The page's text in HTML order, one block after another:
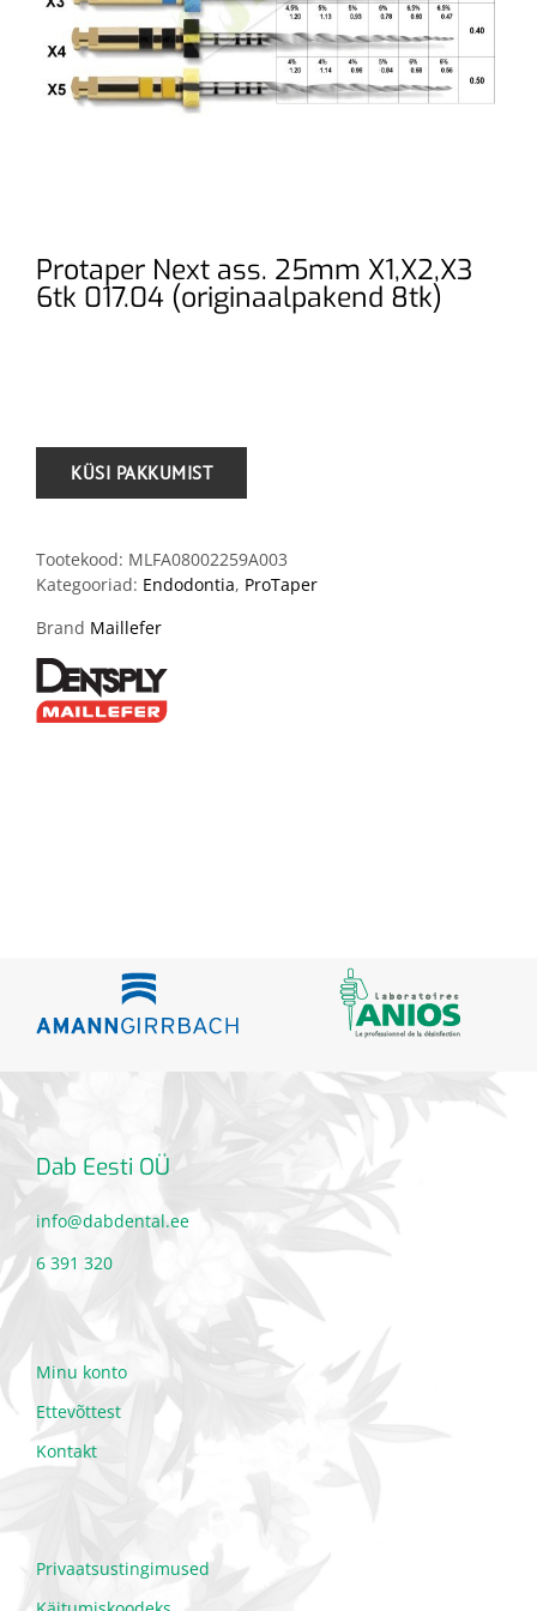
Protaper Next ass. 25mm X1,X2,X3
6tk 017.04 (originaalpakend 8tk)
Tootekood: MLFA08002259A003
Kategooriad: Endodontia, ProTaper
Brand Maillefer
Dab Eesti OÜ
info@dabdental.ee
6 391 320
Minu konto
Ettevõttest
Kontakt
Privaatsustingimused